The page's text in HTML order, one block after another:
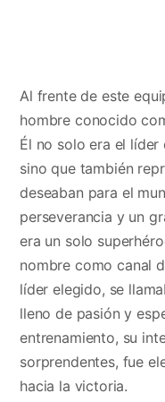
Al frente de este
hombre conocido
Él no solo era el
sino que también
deseaban para el
perseverancia y un
era un solo
nombre como canal
líder elegido, se
lleno de pasión y
entrenamiento, su
sorprendentes, fue
hacia la victoria.